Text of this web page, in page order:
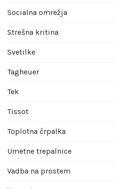
Socialna omrežja
Strešna kritina
Svetilke
Tagheuer
Tek
Tissot
Toplotna črpalka
Umetne trepalnice
Vadba na prostem